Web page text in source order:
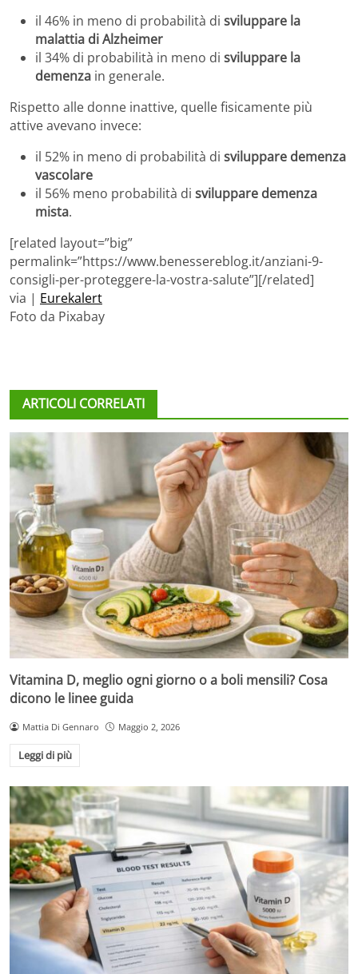
il 46% in meno di probabilità di sviluppare la
malattia di Alzheimer
il 34% di probabilità in meno di sviluppare la
demenza in generale.
Rispetto alle donne inattive, quelle fisicamente più
attive avevano invece:
il 52% in meno di probabilità di sviluppare demenza
vascolare
il 56% meno probabilità di sviluppare demenza
mista.
[related layout=”big”
permalink=”https://www.benessereblog.it/anziani-9-
consigli-per-proteggere-la-vostra-salute”][/related]
via | Eurekalert
Foto da Pixabay
ARTICOLI CORRELATI
Vitamina D, meglio ogni giorno o a boli mensili? Cosa
dicono le linee guida
Mattia Di Gennaro Maggio 2, 2026
Leggi di più